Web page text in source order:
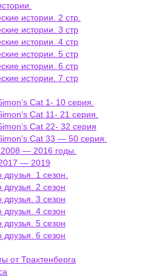
истории. 2 стр.
истории. 3 стр
истории. 4 стр
истории. 5 стр
истории. 6 стр
истории. 7 стр
Cat 1- 10 серия.
Cat 11- 21 серия.
Cat 22- 32 серия
Cat 33 — 50 серия.
— 2016 годы.
— 2019
1 сезон.
2 сезон
3 сезон
4 сезон
5 сезон
6 сезон
от Трахтенберга